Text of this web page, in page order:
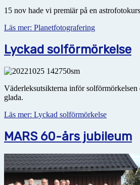
15 nov hade vi premiär på en
Läs mer: Planetfotografering
Lyckad solförmörkelse
Väderleksutsikterna inför
glada.
Läs mer: Lyckad solförmörkelse
MARS 60-års jubileum